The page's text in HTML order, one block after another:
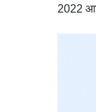
2022